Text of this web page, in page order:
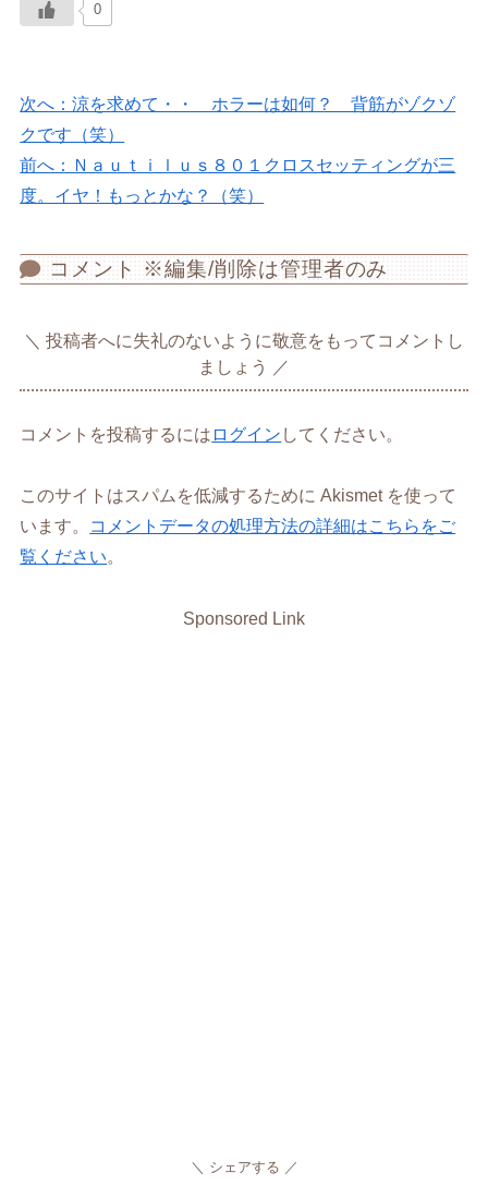
0
次へ：涼を求めて・・ ホラーは如何？ 背筋がゾクゾ
クです（笑）
前へ：Ｎａｕｔｉｌｕｓ８０１クロスセッティングが三
度。イヤ！もっとかな？（笑）
コメント ※編集/削除は管理者のみ
投稿者へに失礼のないように敬意をもってコメントし
ましょう
コメントを投稿するには ログイン してください。
このサイトはスパムを低減するために Akismet を使って
います。
コメントデータの処理方法の詳細はこちらをご
覧ください。
Sponsored Link
シェアする